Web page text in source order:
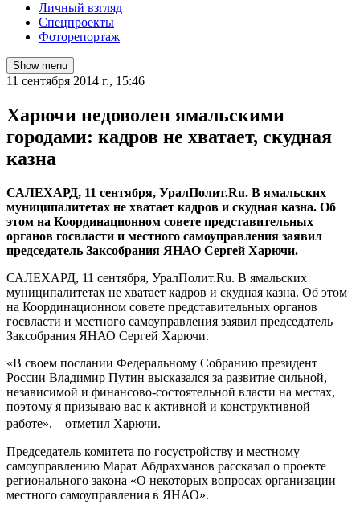
Личный взгляд
Спецпроекты
Фоторепортаж
Show menu
11 сентября 2014 г., 15:46
Харючи недоволен ямальскими
городами: кадров не хватает, скудная
казна
САЛЕХАРД, 11 сентября, УралПолит.Ru. В ямальских
муниципалитетах не хватает кадров и скудная казна. Об
этом на Координационном совете представительных
органов госвласти и местного самоуправления заявил
председатель Заксобрания ЯНАО Сергей Харючи.
САЛЕХАРД, 11 сентября, УралПолит.Ru. В ямальских
муниципалитетах не хватает кадров и скудная казна. Об этом
на Координационном совете представительных органов
госвласти и местного самоуправления заявил председатель
Заксобрания ЯНАО Сергей Харючи.
«В своем послании Федеральному Собранию президент
России Владимир Путин высказался за развитие сильной,
независимой и финансово-состоятельной власти на местах,
поэтому я призываю вас к активной и конструктивной
работе», – отметил Харючи.
Председатель комитета по госустройству и местному
самоуправлению Марат Абдрахманов рассказал о проекте
регионального закона «О некоторых вопросах организации
местного самоуправления в ЯНАО».